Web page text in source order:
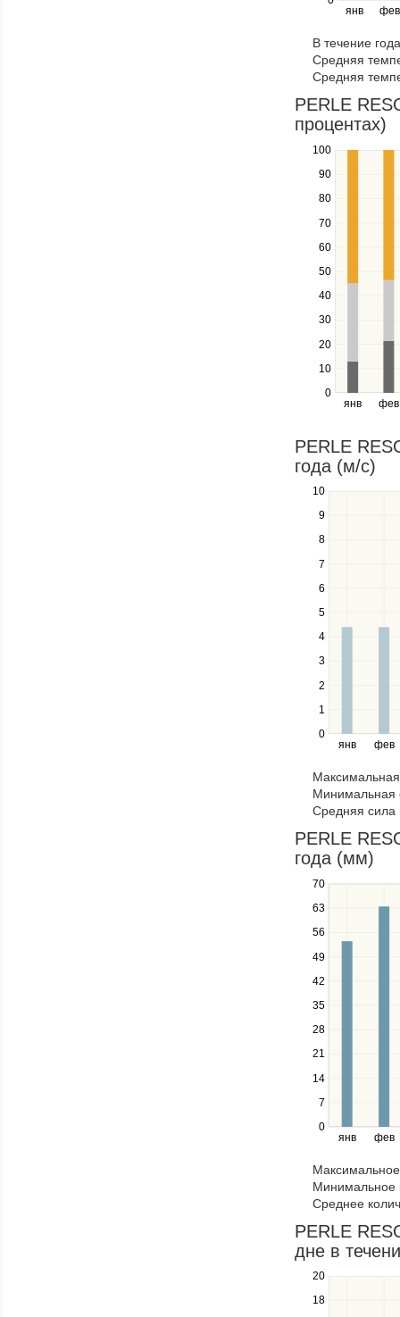
янв фев
navigate
through
items
in
a
series.
В течение
Средняя
Средняя
PERLE
процентах)
янв фев
0
10
20
30
40
50
60
70
80
90
100
Use
the
and
down
to
navigate
between
series.
Use
the
and
right
navigate
through
items
in
PERLE
года (м/c)
янв фев
0
1
2
3
4
5
6
7
8
9
10
Use
the
and
down
to
navigate
between
series.
Use
the
and
right
navigate
through
items
in
a
series.
Минимальная
Средняя сила
PERLE
года (мм)
янв фев
0
7
14
21
28
35
42
49
56
63
70
Use
the
and
down
to
navigate
series.
Use
the
and
right
navigate
through
items
in
a
series.
Минимальное
Среднее
PERLE
дне в
18
20
Use
the